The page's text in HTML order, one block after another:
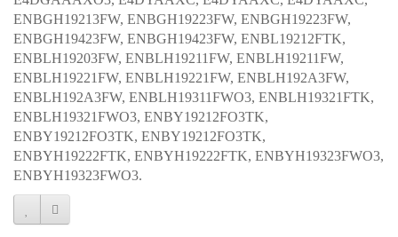
ENBGH19213FW, ENBGH19223FW, ENBGH19223FW,
ENBGH19423FW, ENBGH19423FW, ENBL19212FTK,
ENBLH19203FW, ENBLH19211FW, ENBLH19211FW,
ENBLH19221FW, ENBLH19221FW, ENBLH192A3FW,
ENBLH192A3FW, ENBLH19311FWO3, ENBLH19321FTK,
ENBLH19321FWO3, ENBY19212FO3TK,
ENBY19212FO3TK, ENBY19212FO3TK,
ENBYH19222FTK, ENBYH19222FTK, ENBYH19323FWO3,
ENBYH19323FWO3.